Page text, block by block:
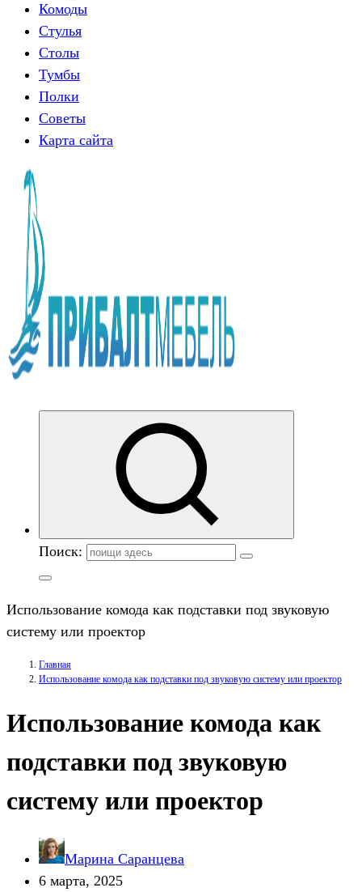
Комоды
Стулья
Столы
Тумбы
Полки
Советы
Карта сайта
Поиск:
Использование комода как подставки под звуковую
систему или проектор
Главная
Использование комода как подставки под звуковую систему или проектор
Использование комода как
подставки под звуковую
систему или проектор
Марина Саранцева
6 марта, 2025